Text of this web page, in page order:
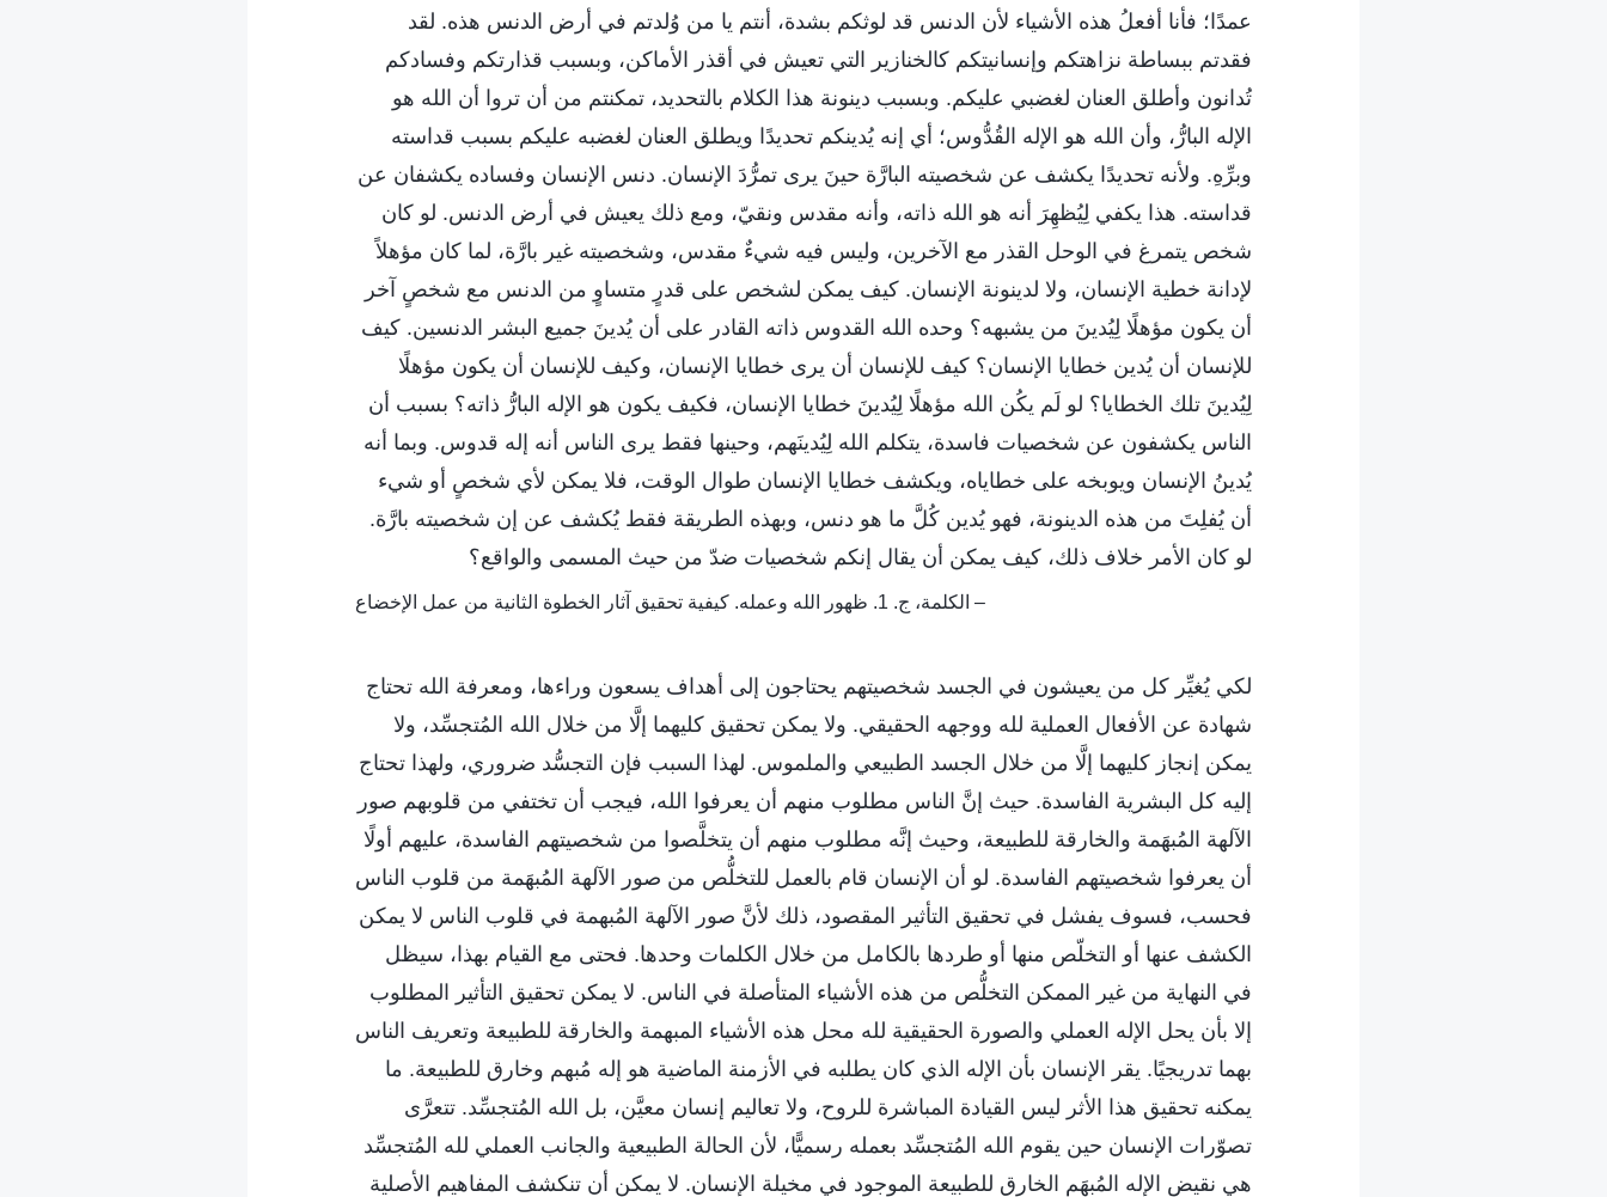
عمدًا؛ فأنا أفعلُ هذه الأشياء لأن الدنس قد لوثكم بشدة، أنتم يا من وُلدتم في أرض الدنس هذه. لقد
فقدتم ببساطة نزاهتكم وإنسانيتكم كالخنازير التي تعيش في أقذر الأماكن، وبسبب قذارتكم وفسادكم
تُدانون وأطلق العنان لغضبي عليكم. وبسبب دينونة هذا الكلام بالتحديد، تمكنتم من أن تروا أن الله هو
الإله البارُّ، وأن الله هو الإله القُدُّوس؛ أي إنه يُدينكم تحديدًا ويطلق العنان لغضبه عليكم بسبب قداسته
وبرِّهِ. ولأنه تحديدًا يكشف عن شخصيته البارَّة حينَ يرى تمرُّدَ الإنسان. دنس الإنسان وفساده يكشفان عن
قداسته. هذا يكفي لِيُظهِرَ أنه هو الله ذاته، وأنه مقدس ونقيّ، ومع ذلك يعيش في أرض الدنس. لو كان
شخص يتمرغ في الوحل القذر مع الآخرين، وليس فيه شيءٌ مقدس، وشخصيته غير بارَّة، لما كان مؤهلاً
لإدانة خطية الإنسان، ولا لدينونة الإنسان. كيف يمكن لشخص على قدرٍ متساوٍ من الدنس مع شخصٍ آخر
أن يكون مؤهلًا لِيُدينَ من يشبهه؟ وحده الله القدوس ذاته القادر على أن يُدينَ جميع البشر الدنسين. كيف
للإنسان أن يُدين خطايا الإنسان؟ كيف للإنسان أن يرى خطايا الإنسان، وكيف للإنسان أن يكون مؤهلًا
لِيُدينَ تلك الخطايا؟ لو لَم يكُن الله مؤهلًا لِيُدينَ خطايا الإنسان، فكيف يكون هو الإله البارُّ ذاته؟ بسبب أن
الناس يكشفون عن شخصيات فاسدة، يتكلم الله لِيُدينَهم، وحينها فقط يرى الناس أنه إله قدوس. وبما أنه
يُدينُ الإنسان ويوبخه على خطاياه، ويكشف خطايا الإنسان طوال الوقت، فلا يمكن لأي شخصٍ أو شيء
أن يُفلِتَ من هذه الدينونة، فهو يُدين كُلَّ ما هو دنس، وبهذه الطريقة فقط يُكشف عن إن شخصيته بارَّة.
لو كان الأمر خلاف ذلك، كيف يمكن أن يقال إنكم شخصيات ضدّ من حيث المسمى والواقع؟
– الكلمة، ج. 1. ظهور الله وعمله. كيفية تحقيق آثار الخطوة الثانية من عمل الإخضاع
لكي يُغيِّر كل من يعيشون في الجسد شخصيتهم يحتاجون إلى أهداف يسعون وراءها، ومعرفة الله تحتاج
شهادة عن الأفعال العملية لله ووجهه الحقيقي. ولا يمكن تحقيق كليهما إلَّا من خلال الله المُتجسِّد، ولا
يمكن إنجاز كليهما إلَّا من خلال الجسد الطبيعي والملموس. لهذا السبب فإن التجسُّد ضروري، ولهذا تحتاج
إليه كل البشرية الفاسدة. حيث إنَّ الناس مطلوب منهم أن يعرفوا الله، فيجب أن تختفي من قلوبهم صور
الآلهة المُبهَمة والخارقة للطبيعة، وحيث إنَّه مطلوب منهم أن يتخلَّصوا من شخصيتهم الفاسدة، عليهم أولًا
أن يعرفوا شخصيتهم الفاسدة. لو أن الإنسان قام بالعمل للتخلُّص من صور الآلهة المُبهَمة من قلوب الناس
فحسب، فسوف يفشل في تحقيق التأثير المقصود، ذلك لأنَّ صور الآلهة المُبهمة في قلوب الناس لا يمكن
الكشف عنها أو التخلّص منها أو طردها بالكامل من خلال الكلمات وحدها. فحتى مع القيام بهذا، سيظل
في النهاية من غير الممكن التخلُّص من هذه الأشياء المتأصلة في الناس. لا يمكن تحقيق التأثير المطلوب
إلا بأن يحل الإله العملي والصورة الحقيقية لله محل هذه الأشياء المبهمة والخارقة للطبيعة وتعريف الناس
بهما تدريجيًا. يقر الإنسان بأن الإله الذي كان يطلبه في الأزمنة الماضية هو إله مُبهم وخارق للطبيعة. ما
يمكنه تحقيق هذا الأثر ليس القيادة المباشرة للروح، ولا تعاليم إنسان معيَّن، بل الله المُتجسِّد. تتعرَّى
تصوّرات الإنسان حين يقوم الله المُتجسِّد بعمله رسميًّا، لأن الحالة الطبيعية والجانب العملي لله المُتجسِّد
هي نقيض الإله المُبهَم الخارق للطبيعة الموجود في مخيلة الإنسان. لا يمكن أن تنكشف المفاهيم الأصلية